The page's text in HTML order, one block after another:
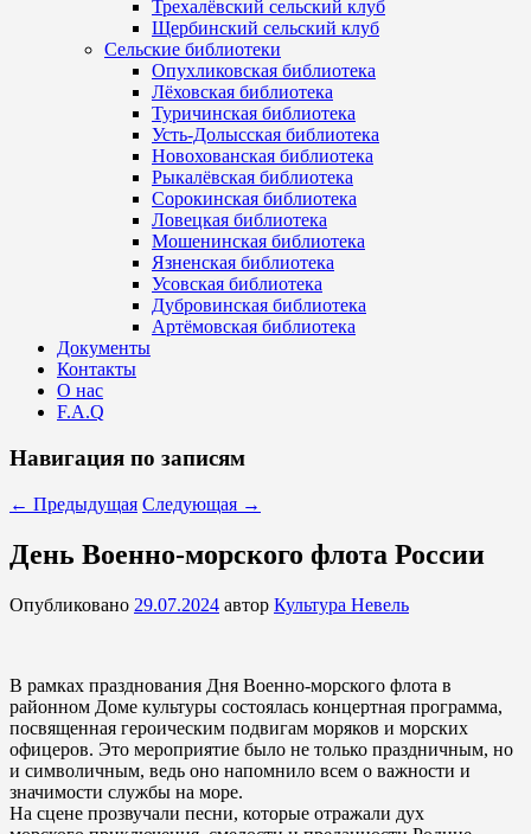
Трехалёвский сельский клуб
Щербинский сельский клуб
Сельские библиотеки
Опухликовская библиотека
Лёховская библиотека
Туричинская библиотека
Усть-Долысская библиотека
Новохованская библиотека
Рыкалёвская библиотека
Сорокинская библиотека
Ловецкая библиотека
Мошенинская библиотека
Язненская библиотека
Усовская библиотека
Дубровинская библиотека
Артёмовская библиотека
Документы
Контакты
О нас
F.A.Q
Навигация по записям
← Предыдущая Следующая →
День Военно-морского флота России
Опубликовано 29.07.2024 автор Культура Невель
В рамках празднования Дня Военно-морского флота в
районном Доме культуры состоялась концертная программа,
посвященная героическим подвигам моряков и морских
офицеров. Это мероприятие было не только праздничным, но
и символичным, ведь оно напомнило всем о важности и
значимости службы на море.
На сцене прозвучали песни, которые отражали дух